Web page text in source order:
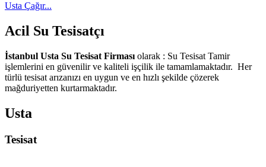
Usta Çağır...
Acil Su Tesisatçı
İstanbul Usta Su Tesisat Firması olarak : Su Tesisat Tamir
işlemlerini en güvenilir ve kaliteli işçilik ile tamamlamaktadır. Her
türlü tesisat arızanızı en uygun ve en hızlı şekilde çözerek
mağduriyetten kurtarmaktadır.
Usta
Tesisat